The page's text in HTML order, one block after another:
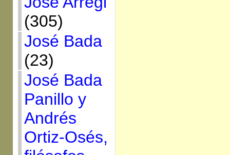
(305)
José Bada
(23)
José Bada
Panillo y
Andrés
Ortiz-Osés,